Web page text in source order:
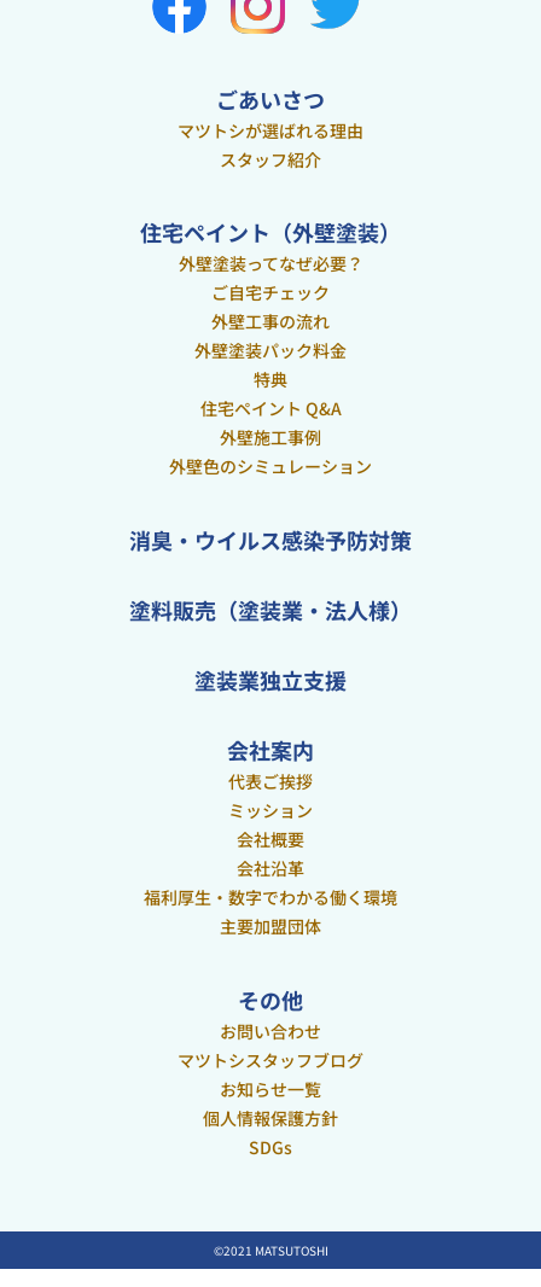
ごあいさつ
マツトシが選ばれる理由
スタッフ紹介
住宅ペイント（外壁塗装）
外壁塗装ってなぜ必要？
ご自宅チェック
外壁工事の流れ
外壁塗装パック料金
特典
住宅ペイント Q&A
外壁施工事例
外壁色のシミュレーション
消臭・ウイルス感染予防対策
塗料販売（塗装業・法人様）
塗装業独立支援
会社案内
代表ご挨拶
ミッション
会社概要
会社沿革
福利厚生・数字でわかる働く環境
主要加盟団体
その他
お問い合わせ
マツトシスタッフブログ
お知らせ一覧
個人情報保護方針
SDGs
©2021 MATSUTOSHI